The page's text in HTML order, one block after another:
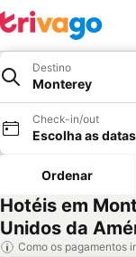
Destino
Monterey
Check-in/out
Escolha as datas
Ordenar
Hotéis em
Unidos da
Como os pagamentos